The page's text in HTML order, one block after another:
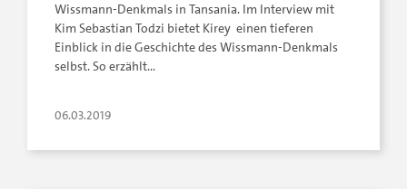
Wissmann-Denkmals in Tansania. Im Interview mit
Kim Sebastian Todzi bietet Kirey einen tieferen
Einblick in die Geschichte des Wissmann-Denkmals
selbst. So erzählt…
06.03.2019